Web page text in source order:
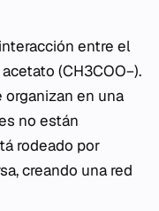
entre el
(CH3​COO−).
en una
no están
rodeado por
creando una red